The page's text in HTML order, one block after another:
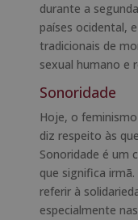
durante a
países ocidental,
tradicionais de
sexual humano e
Sonoridade
Hoje, o
diz respeito às
Sonoridade é um
que significa
referir à
especialmente